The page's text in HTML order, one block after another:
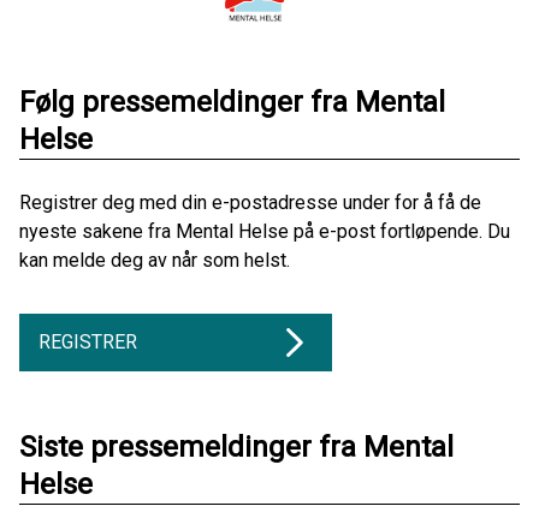
Følg pressemeldinger fra Mental
Helse
Registrer deg med din e-postadresse under for å få de
nyeste sakene fra Mental Helse på e-post fortløpende. Du
kan melde deg av når som helst.
REGISTRER
Siste pressemeldinger fra Mental
Helse